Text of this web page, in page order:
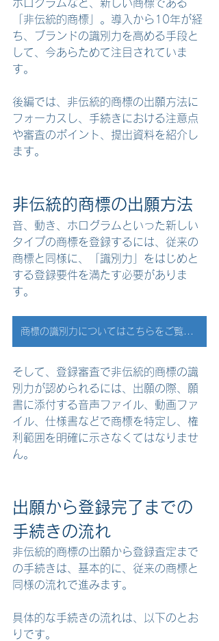
ホログラムなど、新しい商標である
「非伝統的商標」。導入から10年が経
ち、ブランドの識別力を高める手段と
して、今あらためて注目されていま
す。
後編では、非伝統的商標の出願方法に
フォーカスし、手続きにおける注意点
や審査のポイント、提出資料を紹介し
ます。
非伝統的商標の出願方法
音、動き、ホログラムといった新しい
タイプの商標を登録するには、従来の
商標と同様に、「識別力」をはじめと
する登録要件を満たす必要がありま
す。
商標の識別力についてはこちらをご覧ください
そして、登録審査で非伝統的商標の識
別力が認められるには、出願の際、願
書に添付する音声ファイル、動画ファ
イル、仕様書などで商標を特定し、権
利範囲を明確に示さなくてはなりませ
ん。
出願から登録完了までの
手続きの流れ
非伝統的商標の出願から登録査定まで
の手続きは、基本的に、従来の商標と
同様の流れで進みます。
具体的な手続きの流れは、以下のとお
りです。